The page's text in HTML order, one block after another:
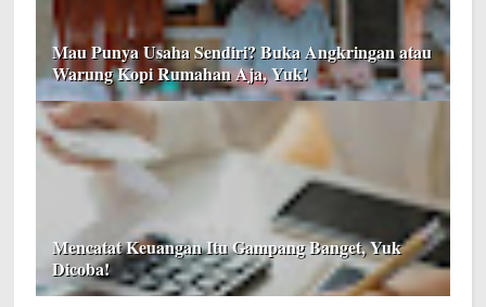
Mau Punya Usaha Sendiri? Buka Angkringan atau
Warung Kopi Rumahan Aja, Yuk!
Mencatat Keuangan Itu Gampang Banget, Yuk
Dicoba!